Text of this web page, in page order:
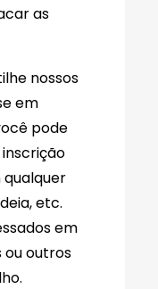
as
nossos
em
pode
etc.
em
ou outros